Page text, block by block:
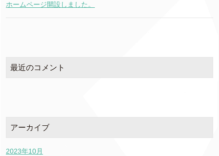
ホームページ開設しました。
最近のコメント
アーカイブ
2023年10月